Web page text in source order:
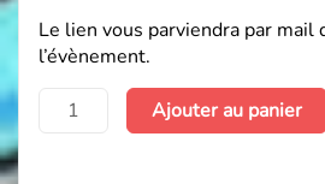
Le lien vous parviendra par mail
l’évènement.
quantité
Ajouter au panier